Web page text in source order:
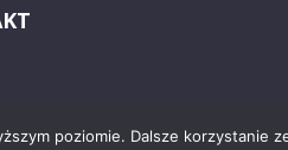
poziomie. Dalsze korzystanie